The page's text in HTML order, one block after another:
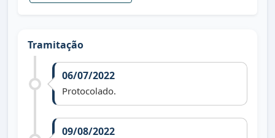
Tramitação
06/07/2022
Protocolado.
09/08/2022